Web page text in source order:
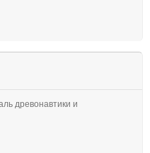
древонавтики и